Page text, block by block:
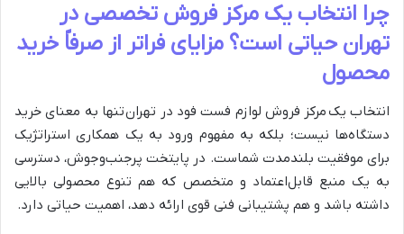
چرا انتخاب یک مرکز فروش تخصصی در
تهران حیاتی است؟ مزایای فراتر از صرفاً خرید
محصول
انتخاب یک مرکز فروش لوازم فست فود در تهران تنها به معنای خرید
دستگاه‌ها نیست؛ بلکه به مفهوم ورود به یک همکاری استراتژیک
برای موفقیت بلندمدت شماست. در پایتخت پرجنب‌وجوش، دسترسی
به یک منبع قابل‌اعتماد و متخصص که هم تنوع محصولی بالایی
داشته باشد و هم پشتیبانی فنی قوی ارائه دهد، اهمیت حیاتی دارد.